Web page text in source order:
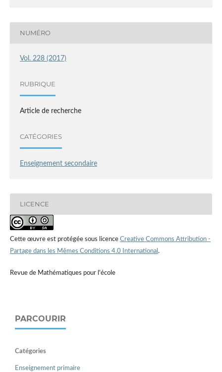
NUMÉRO
Vol. 228 (2017)
RUBRIQUE
Article de recherche
CATÉGORIES
Enseignement secondaire
LICENCE
Cette œuvre est protégée sous licence Creative Commons Attribution -
Partage dans les Mêmes Conditions 4.0 International .
Revue de Mathématiques pour l'école
PARCOURIR
Catégories
Enseignement primaire